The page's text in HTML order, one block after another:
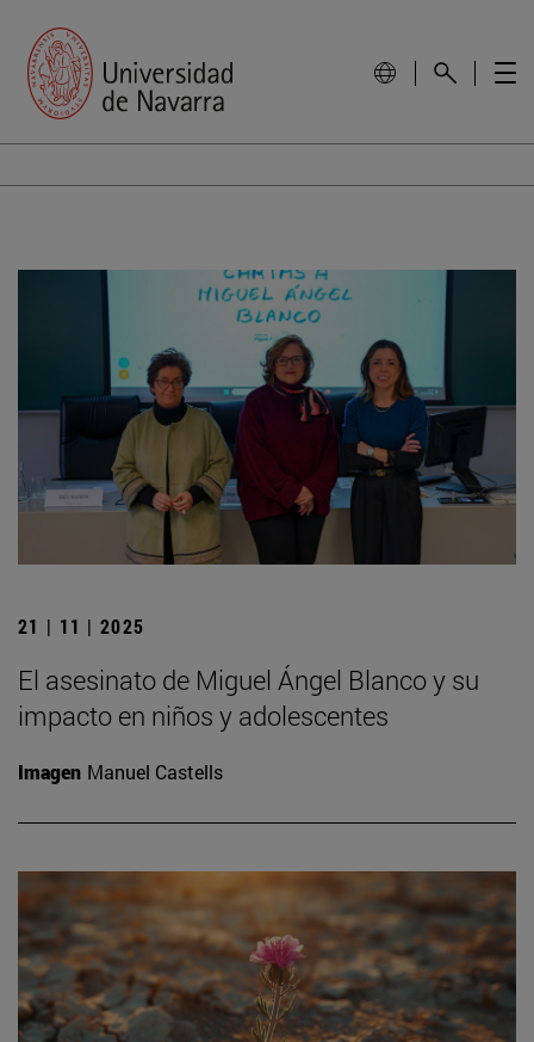
21 | 11 | 2025
El asesinato de Miguel Ángel Blanco y su
impacto en niños y adolescentes
Imagen Manuel Castells